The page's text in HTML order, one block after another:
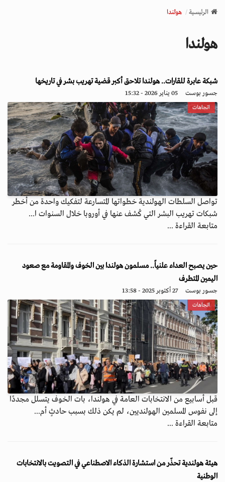
v
a
o
n
الرئيسية هولندا
هولندا
شبكة عابرة للقارات.. هولندا تلاحق أكبر قضية تهريب بشر في تاريخها
جسور بوست 05 يناير 2026 - 15:32
اتجاهات
تواصل السلطات الهولندية خطواتها المتسارعة لتفكيك واحدة من أخطر
شبكات تهريب البشر التي كُشف عنها في أوروبا خلال السنوات ا...
متابعة القراءة ...
حين يصبح العداء علنياً.. مسلمون هولندا بين الخوف والمقاومة مع صعود
اليمين المتطرف
جسور بوست 27 أكتوبر 2025 - 13:58
اتجاهات
قبل أسابيع من الانتخابات العامة في هولندا، بات الخوف يتسلل مجددًا
إلى نفوس المسلمين الهولنديين، لم يكن ذلك بسبب حادثٍ أم...
متابعة القراءة ...
هيئة هولندية تحذّر من استشارة الذكاء الاصطناعي في التصويت بالانتخابات
الوطنية